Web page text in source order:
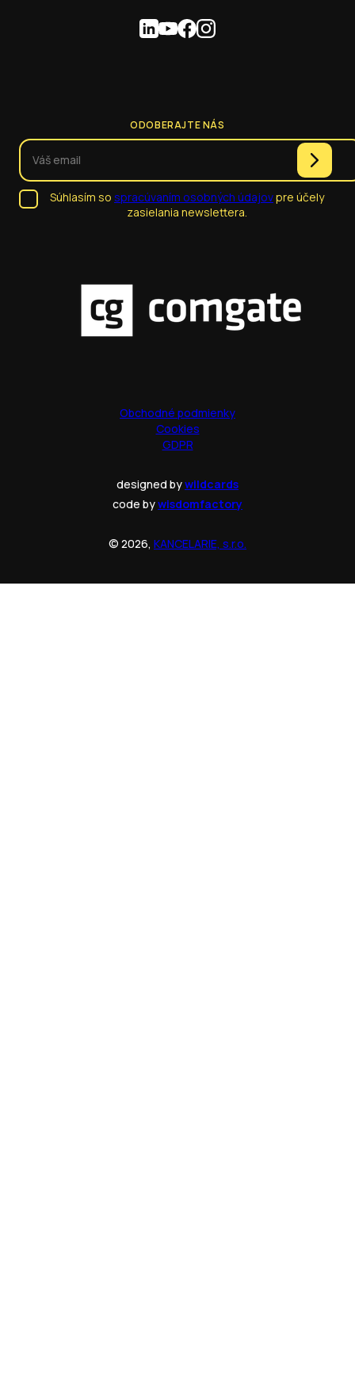
ODOBERAJTE NÁS
Súhlasím so spracúvaním osobných údajovpre účely
zasielania newslettera.
Obchodné podmienky
Cookies
GDPR
designed bywildcards
code bywisdomfactory
© 2026, KANCELARIE, s.r.o.